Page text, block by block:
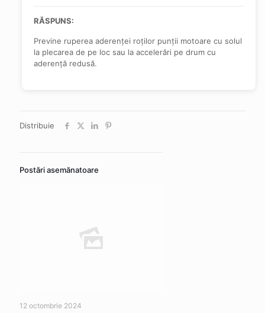
RĂSPUNS:
Previne ruperea aderenței roților punții motoare cu solul
la plecarea de pe loc sau la accelerări pe drum cu
aderență redusă.
Distribuie
Postări asemănatoare
12 octombrie 2024